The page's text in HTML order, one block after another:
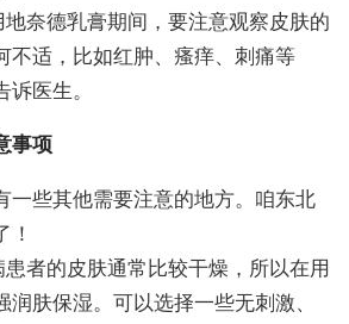
奈德乳膏期间，要注意观察皮肤的
不适，比如红肿、瘙痒、刺痛等
医生。
事项
一些其他需要注意的地方。咱东北
！
者的皮肤通常比较干燥，所以在用
肤保湿。可以选择一些无刺激、